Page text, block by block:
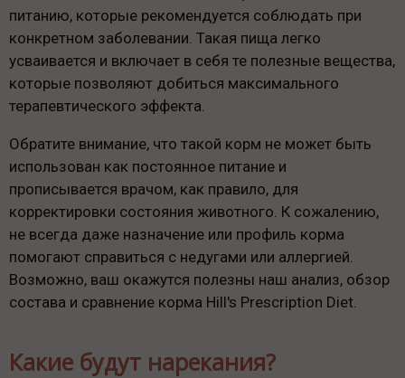
питанию, которые рекомендуется соблюдать при
конкретном заболевании. Такая пища легко
усваивается и включает в себя те полезные вещества,
которые позволяют добиться максимального
терапевтического эффекта.
Обратите внимание, что такой корм не может быть
использован как постоянное питание и
прописывается врачом, как правило, для
корректировки состояния животного. К сожалению,
не всегда даже назначение или профиль корма
помогают справиться с недугами или аллергией.
Возможно, ваш окажутся полезны наш анализ, обзор
состава и сравнение корма Hill's Prescription Diet.
Какие будут нарекания?